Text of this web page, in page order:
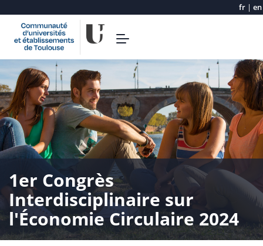
main
content
fr | en
Toggle
1er Congrès
Interdisciplinaire sur
l'Économie Circulaire 2024